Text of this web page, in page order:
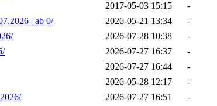
2017-05-03 15:15
-
| ab 0/
2026-05-21 13:34
-
2026-07-28 10:38
-
2026-07-27 16:37
-
2026-07-27 16:44
-
2026-05-28 12:17
-
2026-07-27 16:51
-